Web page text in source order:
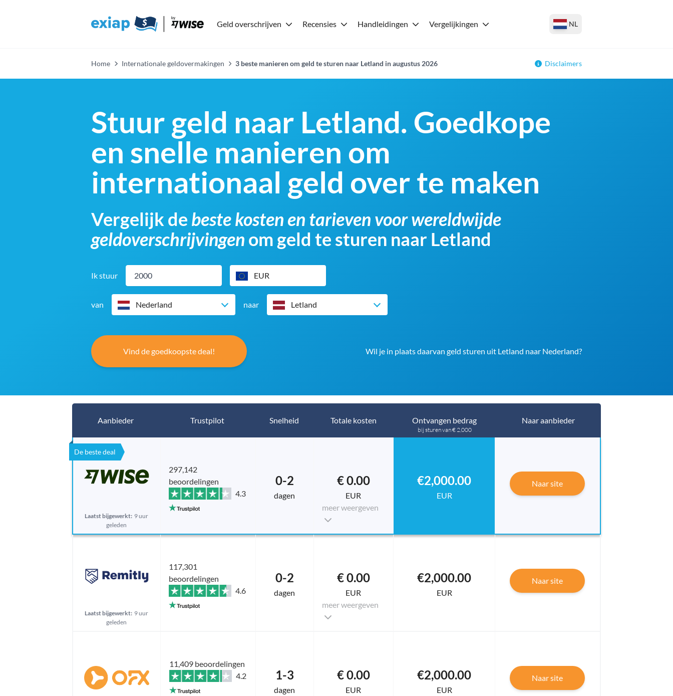
Geld overschrijven Recensies Handleidingen Vergelijkingen NL
Home Internationale geldovermakingen 3 beste manieren om geld te sturen naar Letland in augustus 2026 Disclaimers
Stuur geld naar Letland. Goedkope
en snelle manieren om
internationaal geld over te maken
Vergelijk de beste kosten en tarieven voor wereldwijde
geldoverschrijvingen om geld te sturen naar Letland
Ik stuur EUR
van Nederland naar Letland
Vind de goedkoopste deal! Wil je in plaats daarvan geld sturen uit Letland naar Nederland?
Aanbieder Trustpilot Snelheid Totale kosten Ontvangen bedrag
bij sturen van € 2,000
Naar aanbieder
De beste deal
Laatst bijgewerkt: 9 uur
geleden
297,142
beoordelingen
4.3
0-2
dagen
€ 0.00
EUR
meer weergeven
€2,000.00
EUR
Naar site
Laatst bijgewerkt: 9 uur
geleden
117,301
beoordelingen
4.6
0-2
dagen
€ 0.00
EUR
meer weergeven
€2,000.00
EUR
Naar site
11,409 beoordelingen
4.2
1-3
dagen
€ 0.00
EUR
€2,000.00
EUR
Naar site